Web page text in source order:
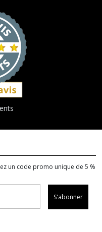
un code promo unique de 5 %
S'abonner